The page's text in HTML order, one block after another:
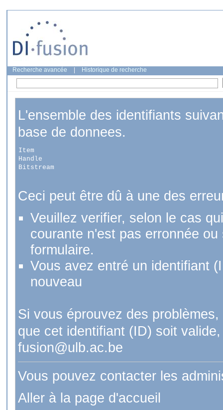
Recherche avancée Historique de recherche
L'ensemble des identifiants
base de donnees.
Item
Handle
Bitstream
Ceci peut être dû à une des
Veuillez verifier, selon le cas
courante n'est pas erronnée
formulaire.
Vous avez entré un identifiant
nouveau
Si vous éprouvez des
que cet identifiant (ID) soit
fusion@ulb.ac.be
Vous pouvez contacter les
Aller à la page d'accueil